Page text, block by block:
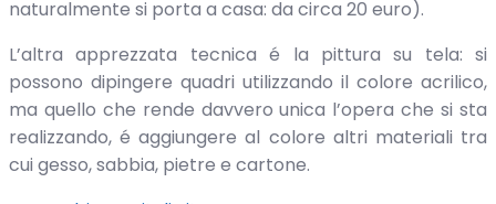
naturalmente si porta a casa: da circa 20 euro).
L’altra apprezzata tecnica é la pittura su tela: si
possono dipingere quadri utilizzando il colore acrilico,
ma quello che rende davvero unica l’opera che si sta
realizzando, é aggiungere al colore altri materiali tra
cui gesso, sabbia, pietre e cartone.